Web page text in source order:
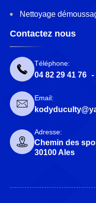
Nettoyage
Contactez nous
Téléphone:
04 82 29 41 76 -
Email:
Adresse:
Chemin des
30100 Ales